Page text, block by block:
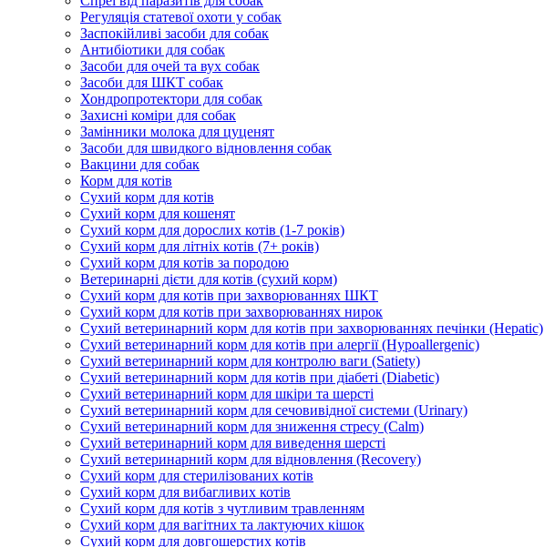
Регуляція статевої охоти у собак
Заспокійливі засоби для собак
Антибіотики для собак
Засоби для очей та вух собак
Засоби для ШКТ собак
Хондропротектори для собак
Захисні коміри для собак
Замінники молока для цуценят
Засоби для швидкого відновлення собак
Вакцини для собак
Корм для котів
Сухий корм для котів
Сухий корм для кошенят
Сухий корм для дорослих котів (1-7 років)
Сухий корм для літніх котів (7+ років)
Сухий корм для котів за породою
Ветеринарні дієти для котів (сухий корм)
Сухий корм для котів при захворюваннях ШКТ
Сухий корм для котів при захворюваннях нирок
Сухий ветеринарний корм для котів при захворюваннях печінки (Hepatic)
Сухий ветеринарний корм для котів при алергії (Hypoallergenic)
Сухий ветеринарний корм для контролю ваги (Satiety)
Сухий ветеринарний корм для котів при діабеті (Diabetic)
Сухий ветеринарний корм для шкіри та шерсті
Сухий ветеринарний корм для сечовивідної системи (Urinary)
Сухий ветеринарний корм для зниження стресу (Calm)
Сухий ветеринарний корм для виведення шерсті
Сухий ветеринарний корм для відновлення (Recovery)
Сухий корм для стерилізованих котів
Сухий корм для вибагливих котів
Сухий корм для котів з чутливим травленням
Сухий корм для вагітних та лактуючих кішок
Сухий корм для довгошерстих котів